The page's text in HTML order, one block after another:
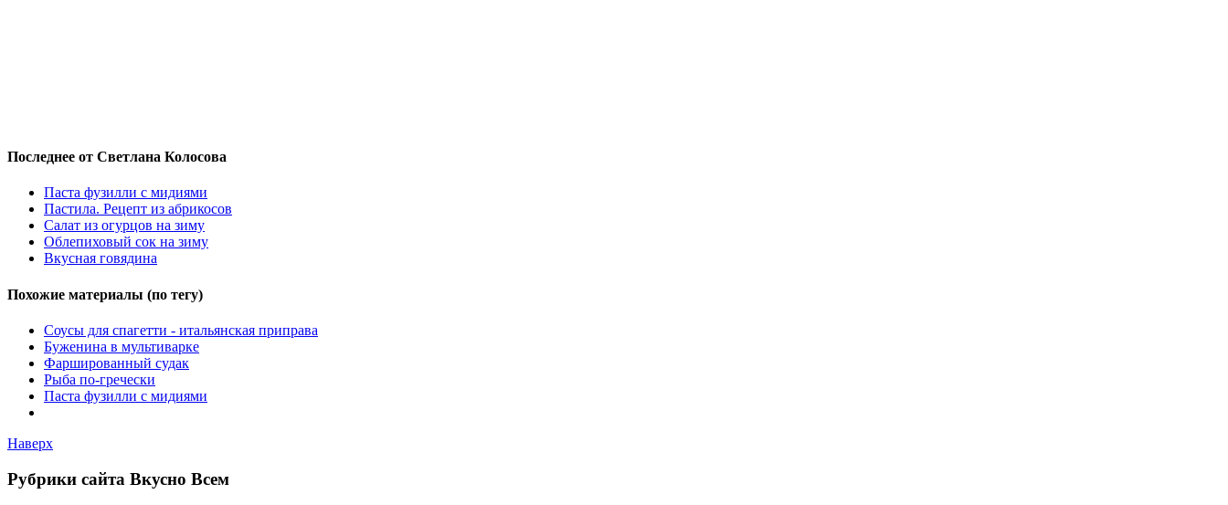
Последнее от Светлана Колосова
Паста фузилли с мидиями
Пастила. Рецепт из абрикосов
Салат из огурцов на зиму
Облепиховый сок на зиму
Вкусная говядина
Похожие материалы (по тегу)
Соусы для спагетти - итальянская приправа
Буженина в мультиварке
Фаршированный судак
Рыба по-гречески
Паста фузилли с мидиями
Наверх
Рубрики сайта Вкусно Всем